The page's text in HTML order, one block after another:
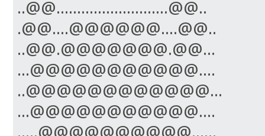
..@@...........................@@..
.@@....@@@@@@....@@..
..@@.@@@@@@@.@@...
...@@@@@@@@@@@....
..@@@@@@@@@@@@...
...@@@@@@@@@@@....